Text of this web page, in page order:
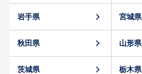
岩手県 宮城県
秋田県 山形県
茨城県 栃木県